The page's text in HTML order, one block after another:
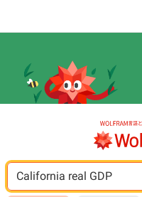
California real GDP